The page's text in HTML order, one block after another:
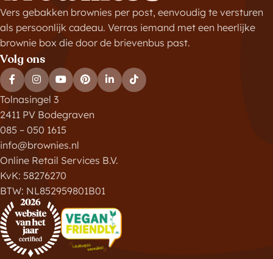
Vers gebakken brownies per post, eenvoudig te versturen
als persoonlijk cadeau. Verras iemand met een heerlijke
brownie box die door de brievenbus past.
Volg ons
Tolnasingel 3
2411 PV Bodegraven
085 – 050 1615
info@brownies.nl
Online Retail Services B.V.
KvK: 58276270
BTW: NL852959801B01